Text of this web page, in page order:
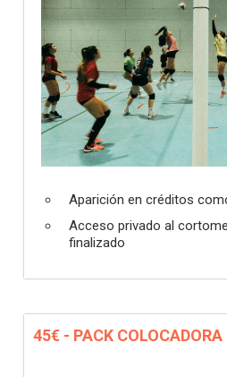
Aparición en créditos
Acceso privado al
finalizado
45€ - PACK COLOCADORA